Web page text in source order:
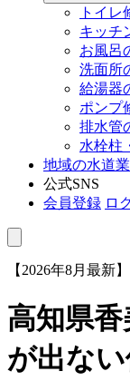
トイレ
キッチ
お風呂
洗面所
給湯器
ポンプ
排水管
水栓柱
地域の水道
公式SNS
会員登録 ロ
【2026年8月最新】
高知県
が出な